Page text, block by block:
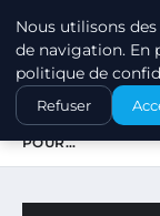
ACCUEIL
CADEAUX POUR
POUR…
Nous utilisons
de navigation. En
politique de
Refuser